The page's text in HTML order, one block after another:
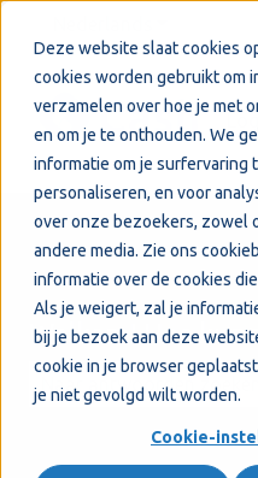
Deze website slaat cookies
cookies worden gebruikt om
verzamelen over hoe je met
en om je te onthouden. We
informatie om je surfervaring
personaliseren, en voor
over onze bezoekers, zowel
andere media. Zie ons
informatie over de cookies
Als je weigert, zal je
bij je bezoek aan deze
cookie in je browser
je niet gevolgd wilt worden.
Cookie-
Welkom! Hoe